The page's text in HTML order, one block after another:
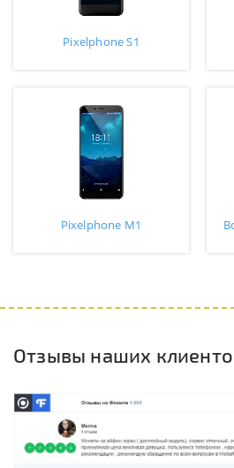
Pixelphone S1
Pixelphone M1
Отзывы наших